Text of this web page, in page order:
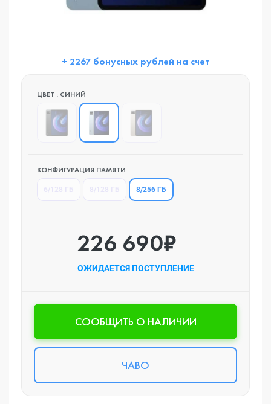
+ 2267 бонусных рублей на счет
ЦВЕТ : СИНИЙ
КОНФИГУРАЦИЯ ПАМЯТИ
8/256 ГБ
226 690₽
ОЖИДАЕТСЯ ПОСТУПЛЕНИЕ
CООБЩИТЬ О НАЛИЧИИ
ЧАВО